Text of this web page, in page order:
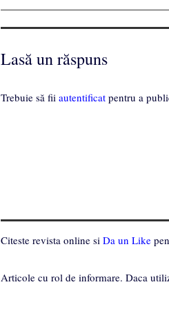
Lasă un răspuns
Trebuie să fii autentificatpentru a
Citeste revista online si Da un Like
Articole cu rol de informare. Daca